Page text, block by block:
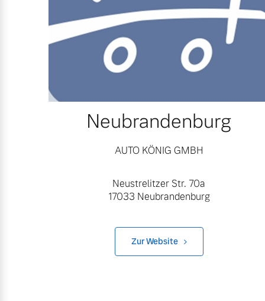
Neubrandenburg
AUTO KÖNIG GMBH
Neustrelitzer Str. 70a
17033 Neubrandenburg
Zur Website